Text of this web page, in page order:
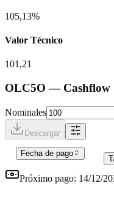
105,13%
Valor Técnico
101,21
OLC5O — Cashflow
Nominales
Descargar
Fecha de pago
Próximo pago: 14/12/